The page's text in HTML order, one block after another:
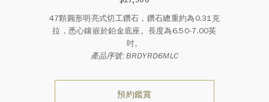
47顆圓形明亮式切工鑽石，鑽石總重約為0.31克
拉，悉心鑲嵌於鉑金底座。長度為6.50-7.00英
吋。
產品序號: BRDYRD6MLC
預約鑑賞